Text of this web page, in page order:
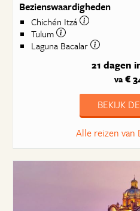
Bezienswaardigheden
Chichén Itzá
Tulum
Laguna Bacalar
21 dagen
va€
BEKIJK
Alle reizen van